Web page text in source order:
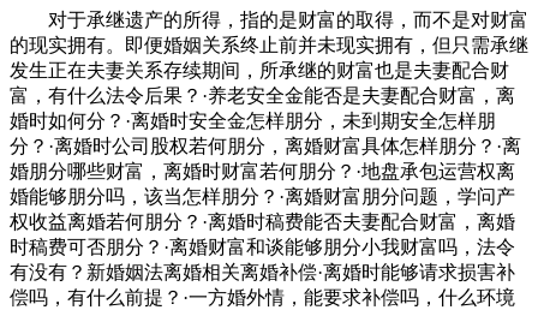
对于承继遗产的所得，指的是财富的取得，而不是对财富
的现实拥有。即便婚姻关系终止前并未现实拥有，但只需承继
发生正在夫妻关系存续期间，所承继的财富也是夫妻配合财
富，有什么法令后果？·养老安全金能否是夫妻配合财富，离
婚时如何分？·离婚时安全金怎样朋分，未到期安全怎样朋
分？·离婚时公司股权若何朋分，离婚财富具体怎样朋分？·离
婚朋分哪些财富，离婚时财富若何朋分？·地盘承包运营权离
婚能够朋分吗，该当怎样朋分？·离婚财富朋分问题，学问产
权收益离婚若何朋分？·离婚时稿费能否夫妻配合财富，离婚
时稿费可否朋分？·离婚财富和谈能够朋分小我财富吗，法令
有没有？新婚姻法离婚相关离婚补偿·离婚时能够请求损害补
偿吗，有什么前提？·一方婚外情，能要求补偿吗，什么环境